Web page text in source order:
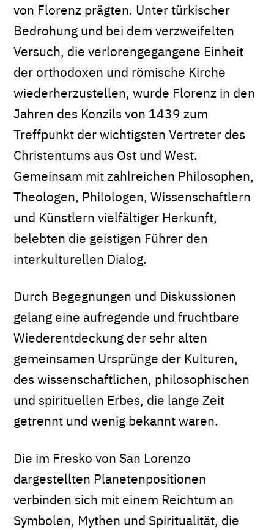
von Florenz prägten. Unter türkischer
Bedrohung und bei dem verzweifelten
Versuch, die verlorengegangene Einheit
der orthodoxen und römische Kirche
wiederherzustellen, wurde Florenz in den
Jahren des Konzils von 1439 zum
Treffpunkt der wichtigsten Vertreter des
Christentums aus Ost und West.
Gemeinsam mit zahlreichen Philosophen,
Theologen, Philologen, Wissenschaftlern
und Künstlern vielfältiger Herkunft,
belebten die geistigen Führer den
interkulturellen Dialog.
Durch Begegnungen und Diskussionen
gelang eine aufregende und fruchtbare
Wiederentdeckung der sehr alten
gemeinsamen Ursprünge der Kulturen,
des wissenschaftlichen, philosophischen
und spirituellen Erbes, die lange Zeit
getrennt und wenig bekannt waren.
Die im Fresko von San Lorenzo
dargestellten Planetenpositionen
verbinden sich mit einem Reichtum an
Symbolen, Mythen und Spiritualität, die